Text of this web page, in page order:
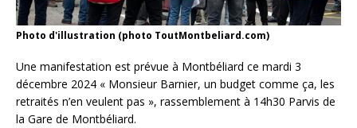
Photo d'illustration (photo ToutMontbeliard.com)
Une manifestation est prévue à Montbéliard ce mardi 3
décembre 2024 « Monsieur Barnier, un budget comme ça, les
retraités n’en veulent pas », rassemblement à 14h30 Parvis de
la Gare de Montbéliard.